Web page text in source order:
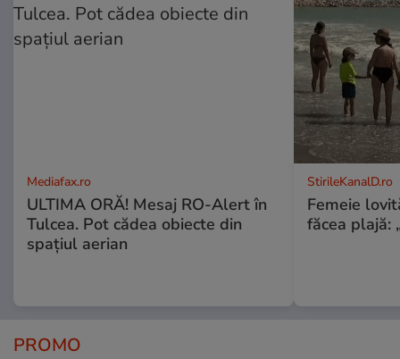
Mediafax.ro
ULTIMA ORĂ! Mesaj RO-Alert în
Tulcea. Pot cădea obiecte din
spațiul aerian
StirileKanalD.ro
Femeie
făcea plajă:
PROMO